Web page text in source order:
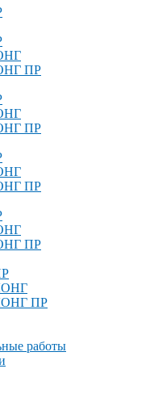
ПР
ПР
ПР
ПР
ПР
работы